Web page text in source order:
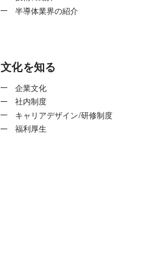
半導体業界の紹介
文化を知る
企業文化
社内制度
キャリアデザイン/研修制度
福利厚生